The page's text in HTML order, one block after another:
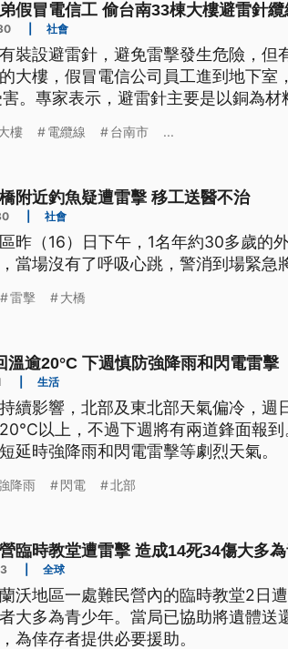
假冒電信工 偷台南33棟大樓避雷針纜
社會
裝設避雷針，避免雷擊發生危險，但
大樓，假冒電信公司員工進到地下室
。專家表示，避雷針主要是以銅為
樓 電纜線 台南市 ...
附近釣魚疑遭雷擊 移工送醫不治
社會
昨（16）日下午，1名年約30多歲的
當場沒有了呼吸心跳，警消到場緊急
雷擊 大橋
溫逾20°C 下週慎防強降雨和閃電雷擊
生活
續影響，北部及東北部天氣偏冷，週
以上，不過下週將有兩道鋒面報
延時強降雨和閃電雷擊等劇烈天氣。
降雨 閃電 北部
臨時教堂遭雷擊 造成14死34傷大多
全球
沃地區一處難民營內的臨時教堂2日
大多為青少年。當局已協助將遺體送
為倖存者提供必要援助。